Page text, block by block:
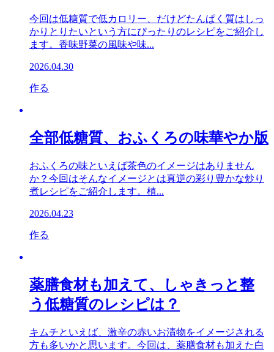
今回は低糖質で低カロリー、だけどたんぱく質はしっ
かりとりたいという方にぴったりのレシピをご紹介し
ます。香味野菜の風味や味...
2026.04.30
作る
全部低糖質、おふくろの味華やか版
おふくろの味といえば茶色のイメージはありません
か？今回はそんなイメージとは真逆の彩り豊かな炒り
煮レシピをご紹介します。植...
2026.04.23
作る
薬膳食材も加えて、しゃきっと整
う低糖質のレシピは？
キムチといえば、激辛の赤いお漬物をイメージされる
方も多いかと思います。今回は、薬膳食材も加えた白